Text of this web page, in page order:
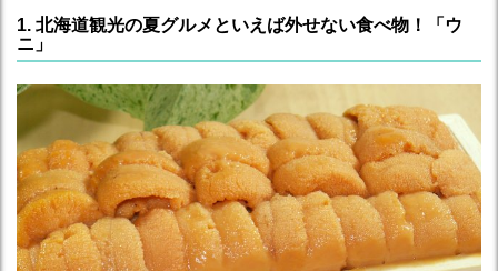
1. 北海道観光の夏グルメといえば外せない食べ物！「ウ
ニ」